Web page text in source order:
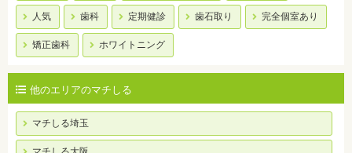
人気 歯科 定期健診 歯石取り 完全個室あり
矯正歯科 ホワイトニング
他のエリアのマチしる
マチしる埼玉